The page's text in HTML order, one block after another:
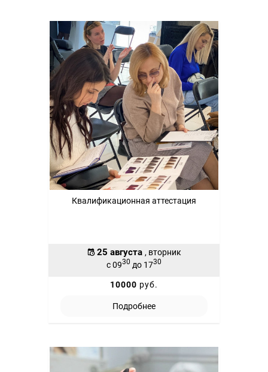
Квалификационная аттестация
25 августа , вторник
с 0930 до 1730
10000 руб.
Подробнее